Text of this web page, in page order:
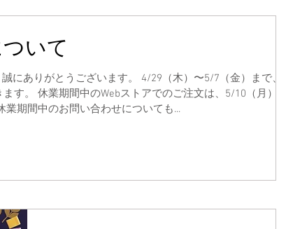
イベントとなっています。...
いて
にありがとうございます。 4/29（木）〜5/7（金）まで、
す。 休業期間中のWebストアでのご注文は、5/10（月）以
期間中のお問い合わせについても...